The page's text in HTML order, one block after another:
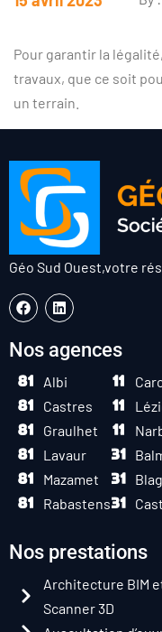
Pour garantir la
travaux, que ce soit
un terrain.
Géo Sud Ouest,votre
Nos agences
Albi
Castres
Graulhet
Lavaur
Mazamet
Rabastens
Nos prestations
Architecture BIM
Scanner 3D